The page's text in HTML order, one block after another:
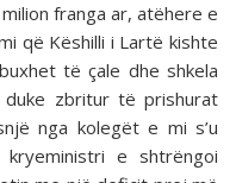
franga ar, atëhere e
që Këshilli i Lartë kishte
të çale dhe shkela
zbritur të pri­shurat
nga kolegët e mi s’u
e shtrëngoi